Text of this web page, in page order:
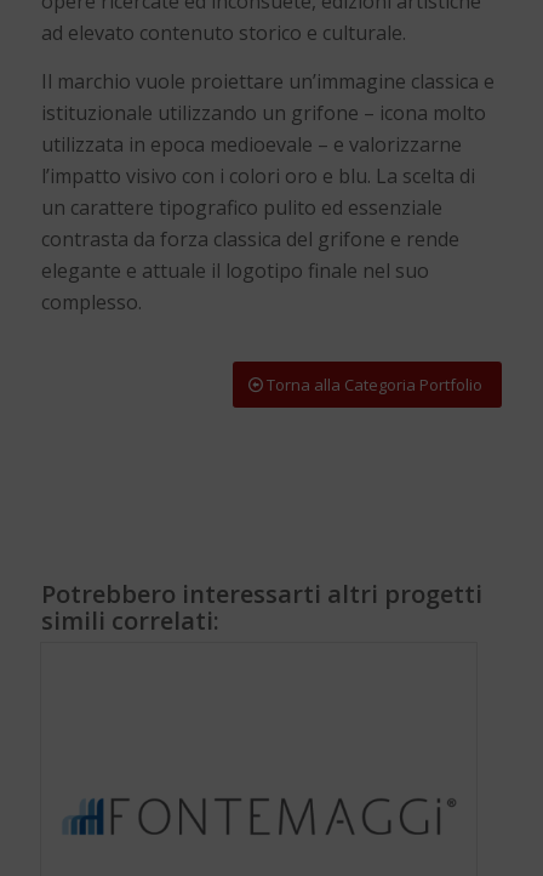
ad elevato contenuto storico e culturale.
Il marchio vuole proiettare un’immagine classica e
istituzionale utilizzando un grifone – icona molto
utilizzata in epoca medioevale – e valorizzarne
l’impatto visivo con i colori oro e blu. La scelta di
un carattere tipografico pulito ed essenziale
contrasta da forza classica del grifone e rende
elegante e attuale il logotipo finale nel suo
complesso.
Torna alla Categoria Portfolio
Potrebbero interessarti altri progetti
simili correlati: